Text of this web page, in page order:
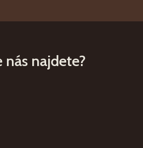
nás najdete?